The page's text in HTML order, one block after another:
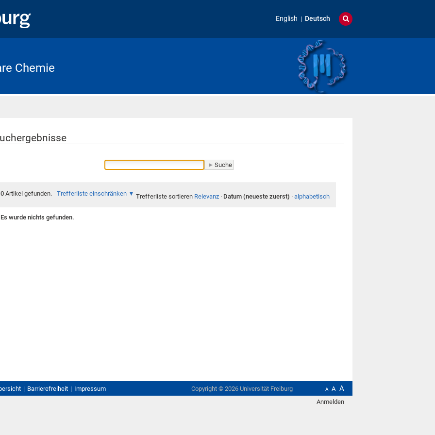
English Deutsch
Chemie
0Artikel gefunden. Trefferliste einschränken Trefferliste sortieren Relevanz · Datum (neueste zuerst) · alphabetisch
Es wurde nichts gefunden.
Barrierefreiheit Impressum A A A
Copyright © 2026Universität Freiburg
Anmelden